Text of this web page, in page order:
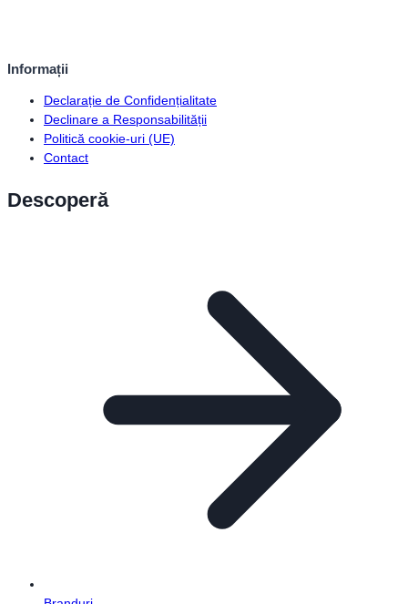
Informații
Declarație de Confidențialitate
Declinare a Responsabilității
Politică cookie-uri (UE)
Contact
Descoperă